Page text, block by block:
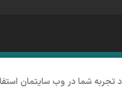
تجربه شما در وب سایتمان